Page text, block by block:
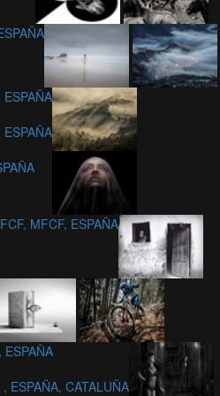
ESPAÑA
ESPAÑA
MFCF, ESPAÑA
, ESPAÑA
, ESPAÑA, CATALUÑA